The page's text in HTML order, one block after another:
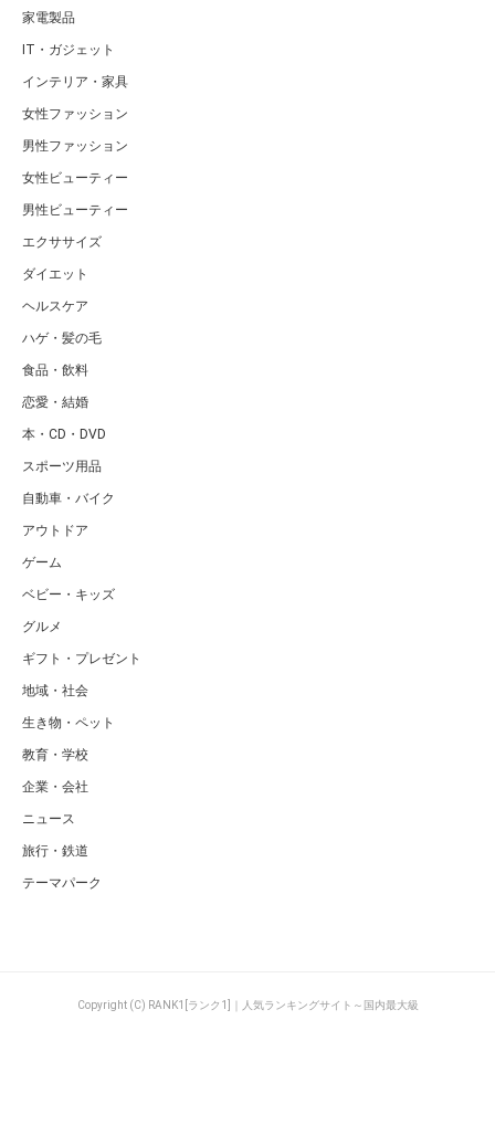
家電製品
IT・ガジェット
インテリア・家具
女性ファッション
男性ファッション
女性ビューティー
男性ビューティー
エクササイズ
ダイエット
ヘルスケア
ハゲ・髪の毛
食品・飲料
恋愛・結婚
本・CD・DVD
スポーツ用品
自動車・バイク
アウトドア
ゲーム
ベビー・キッズ
グルメ
ギフト・プレゼント
地域・社会
生き物・ペット
教育・学校
企業・会社
ニュース
旅行・鉄道
テーマパーク
Copyright (C) RANK1[ランク1]｜人気ランキングサイト～国内最大級